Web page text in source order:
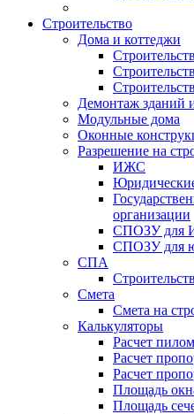
Строительство
Дома и коттеджи
Демонтаж зданий
Модульные дома
Оконные
Разрешение на
ИЖС
организации
СПОЗУ для
СПОЗУ для
СПА
Смета
Смета на
Калькуляторы
Расчет
Расчет
Расчет
Площадь
Площадь